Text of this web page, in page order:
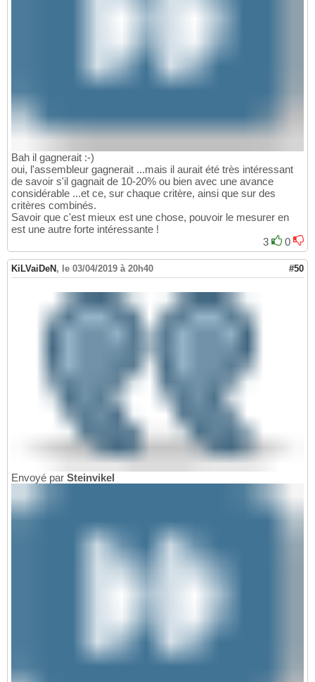
Bah il gagnerait :-)
oui, l'assembleur gagnerait ...mais il aurait été très intéressant
de savoir s'il gagnait de 10-20% ou bien avec une avance
considérable ...et ce, sur chaque critère, ainsi que sur des
critères combinés.
Savoir que c'est mieux est une chose, pouvoir le mesurer en
est une autre forte intéressante !
3
0
KiLVaiDeN , le 03/04/2019 à 20h40 #50
Envoyé par Steinvikel